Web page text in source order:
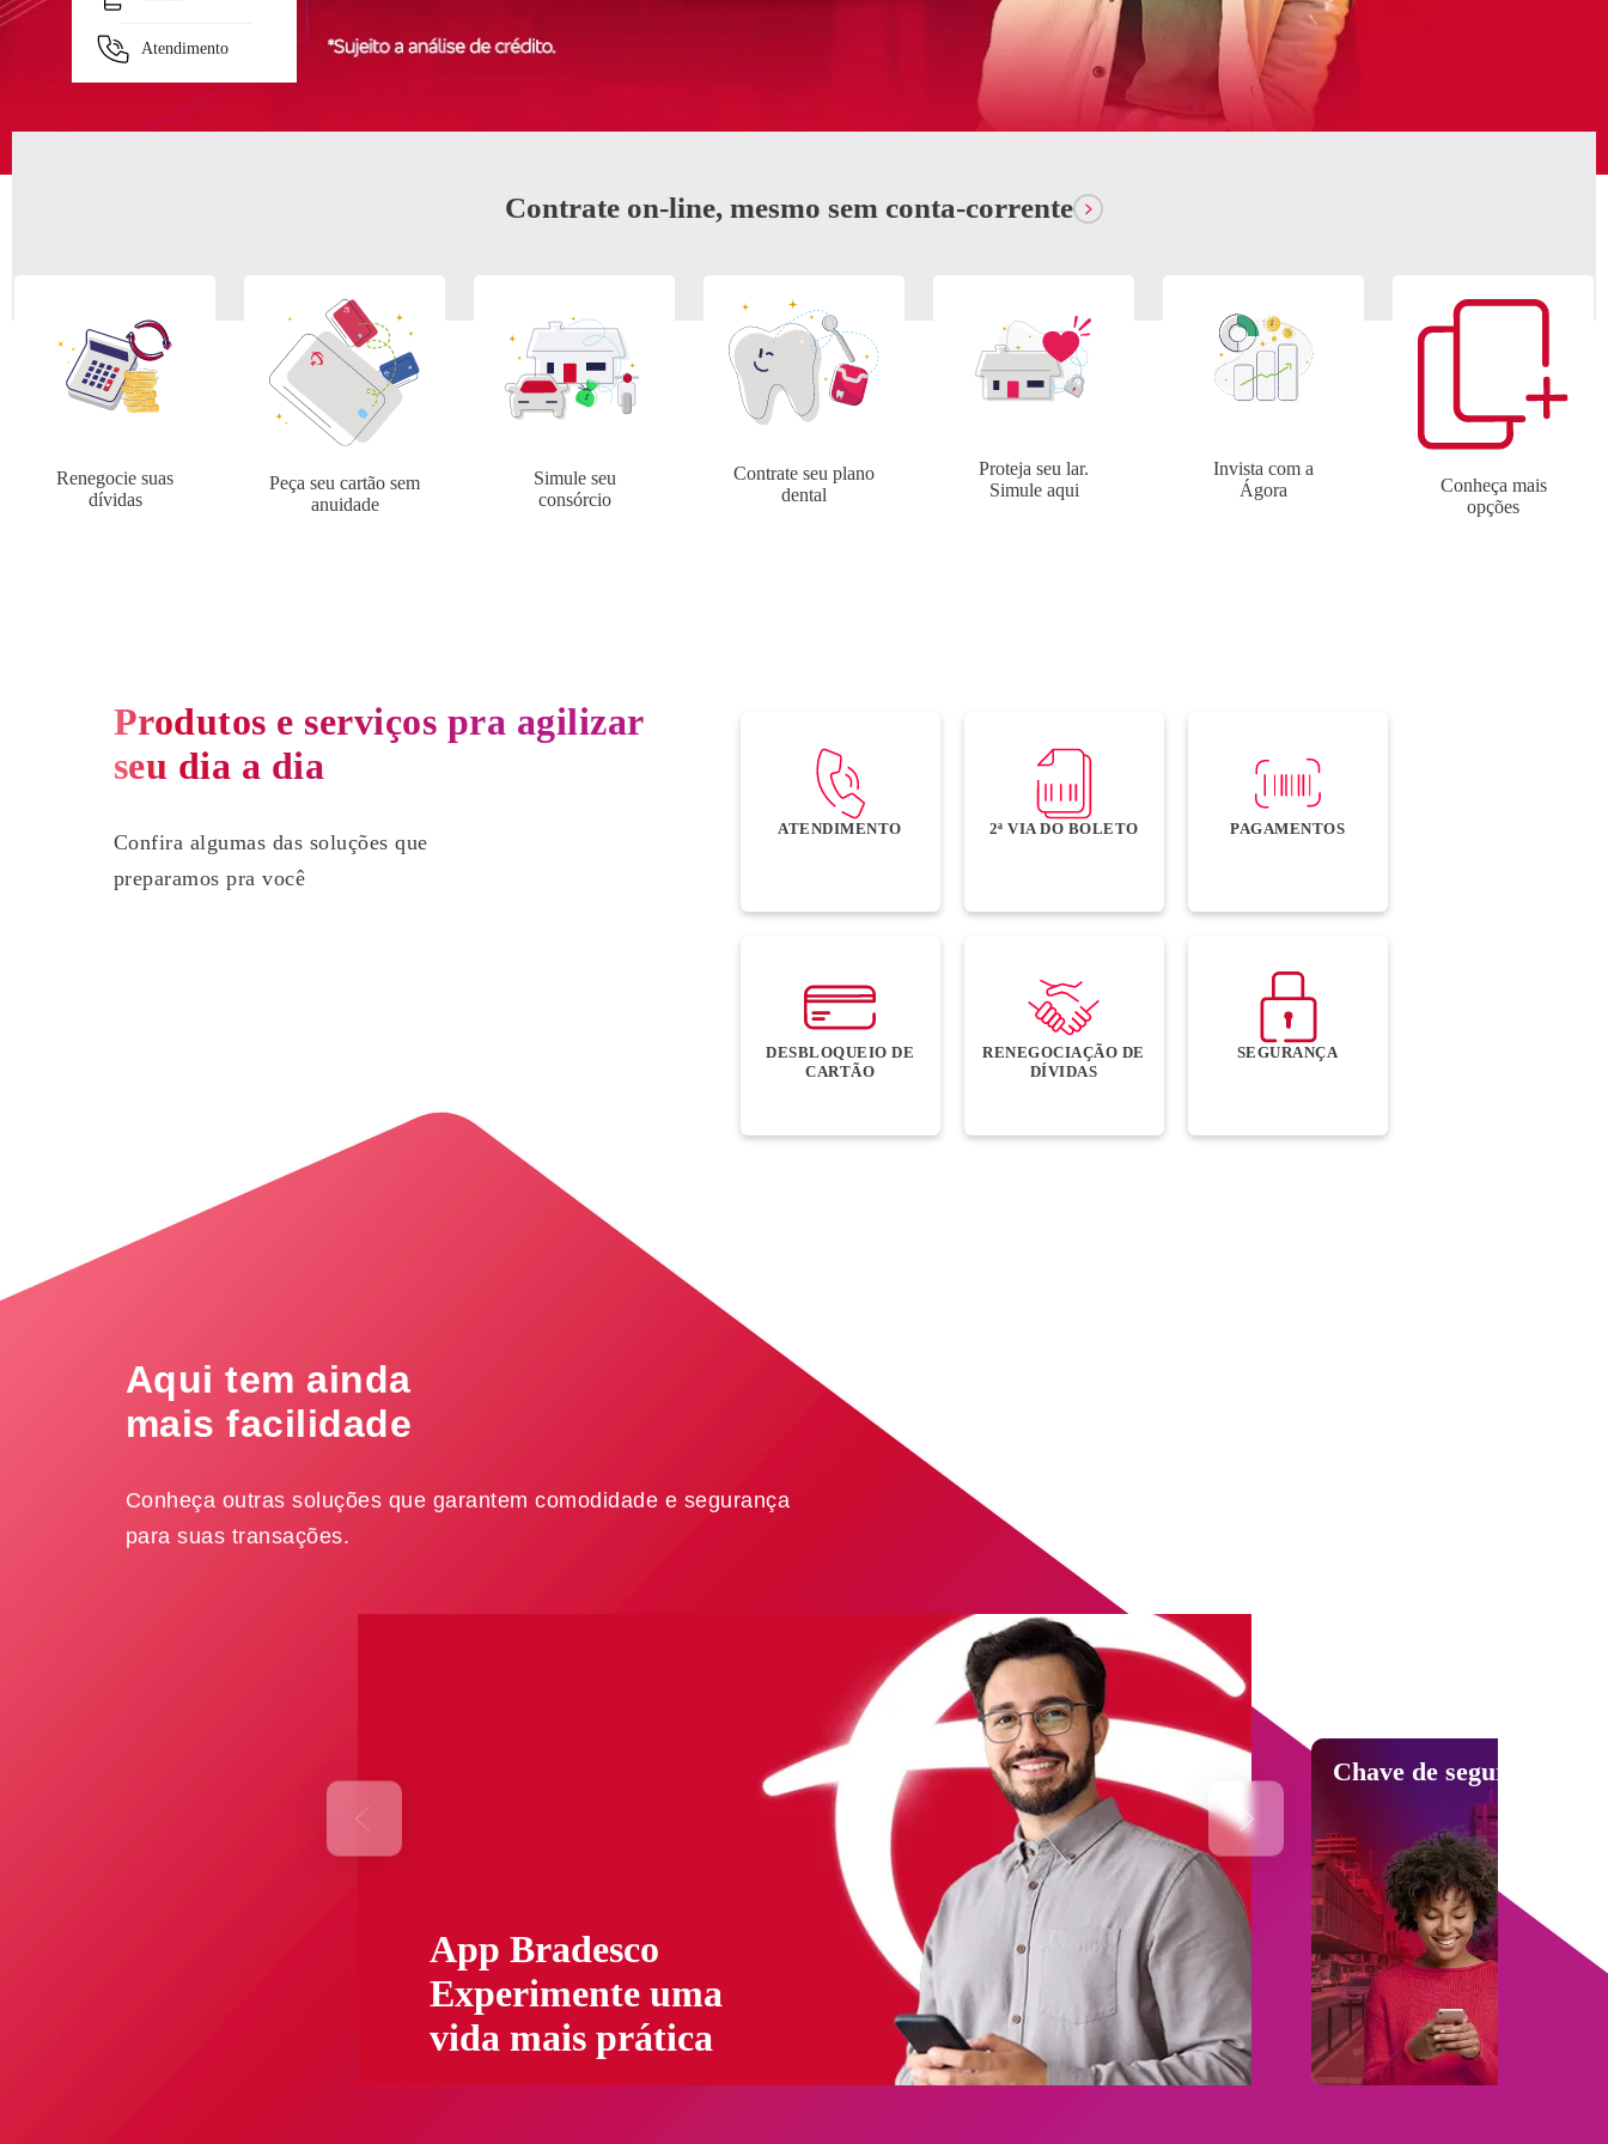
Separamos para você
Antecipação Imposto de renda
Dívidas
Rastrear novo cartão
Contrate on-line, mesmo sem conta-corrente
Renegocie suas
dívidas
Peça seu cartão sem
anuidade
Simule seu
consórcio
Contrate seu plano
dental
Proteja seu lar.
Simule aqui
Invista com a
Ágora
Conheça mais
opções
Produtos e serviços pra agilizar
seu dia a dia
Confira algumas das soluções que
preparamos pra você
ATENDIMENTO 2ª VIA DO BOLETO PAGAMENTOS
DESBLOQUEIO DE
CARTÃO
RENEGOCIAÇÃO DE
DÍVIDAS
SEGURANÇA
Atendimento
Aqui tem ainda
mais facilidade
Conheça outras soluções que garantem comodidade e segurança
para suas transações.
App Bradesco
Experimente uma
vida mais prática
Chave de segurança